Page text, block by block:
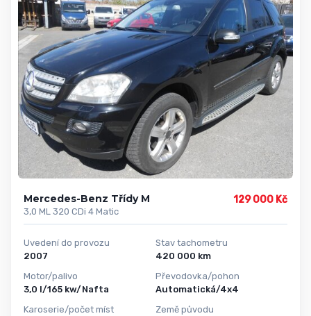
Mercedes-Benz Třídy M
3,0 ML 320 CDi 4 Matic
129 000 Kč
Uvedení do provozu
2007
Motor/palivo
3,0 l/165 kw/Nafta
Karoserie/počet míst
Stav tachometru
420 000 km
Převodovka/pohon
Automatická/4x4
Země původu